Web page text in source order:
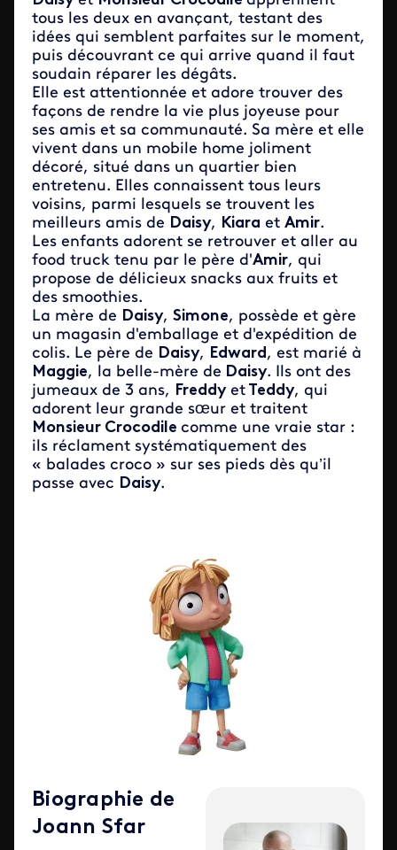
tous les deux en avançant, testant des
idées qui semblent parfaites sur le moment,
puis découvrant ce qui arrive quand il faut
soudain réparer les dégâts.
Elle est attentionnée et adore trouver des
façons de rendre la vie plus joyeuse pour
ses amis et sa communauté. Sa mère et elle
vivent dans un mobile home joliment
décoré, situé dans un quartier bien
entretenu. Elles connaissent tous leurs
voisins, parmi lesquels se trouvent les
meilleurs amis de Daisy, Kiara et Amir.
Les enfants adorent se retrouver et aller au
food truck tenu par le père d'Amir, qui
propose de délicieux snacks aux fruits et
des smoothies.
La mère de Daisy, Simone, possède et gère
un magasin d'emballage et d'expédition de
colis. Le père de Daisy, Edward , est marié à
Maggie, la belle-mère de Daisy. Ils ont des
jumeaux de 3 ans, Freddyet Teddy, qui
adorent leur grande sœur et traitent
Monsieur Crocodile comme une vraie star :
ils réclament systématiquement des
« balades croco » sur ses pieds dès qu’il
passe avec Daisy.
Biographie de
Joann Sfar